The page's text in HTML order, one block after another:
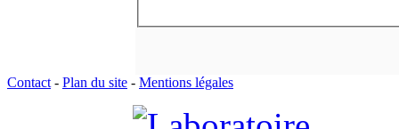
Contact - Plan du site - Mentions légales